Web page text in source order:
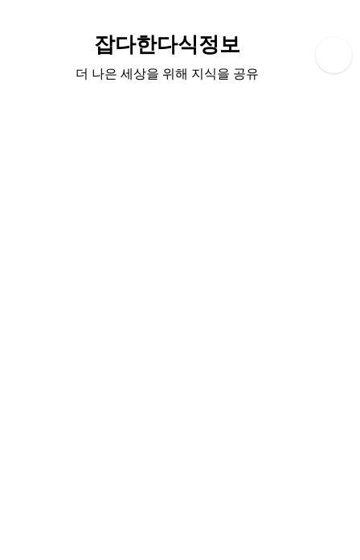
잡다한다식정보
더 나은 세상을 위해 지식을 공유